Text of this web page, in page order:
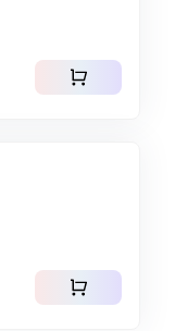
shopping_cart
shopping_cart